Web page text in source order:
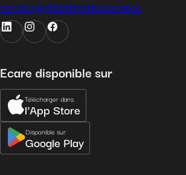
contact@globalhealth.insurance
Ecare disponible sur
Télécharger dans
l'App Store
Disponible sur
Google Play